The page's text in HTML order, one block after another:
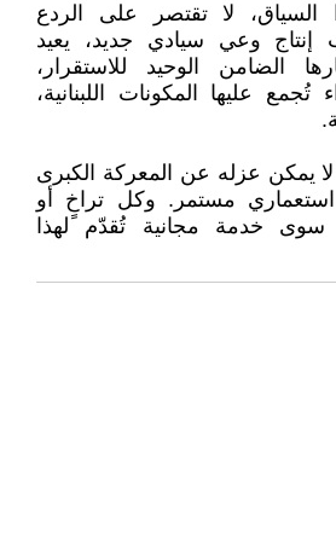
السياق، لا تقتصر على الردع
إنتاج وعي سيادي جديد، يعيد
الضامن الوحيد للاستقرار،
عليها المكونات اللبنانية،
يمكن عزله عن المعركة الكبرى
مستمر. وكل تراخٍ أو
خدمة مجانية تُقدّم لهذا